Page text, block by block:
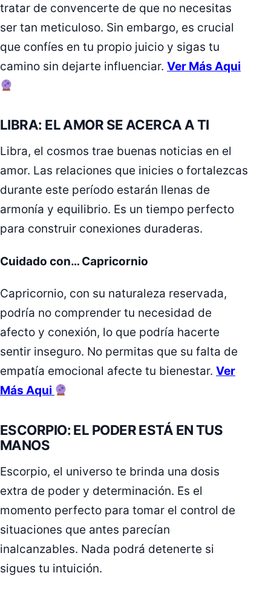
tratar de convencerte de que no necesitas
ser tan meticuloso. Sin embargo, es crucial
que confíes en tu propio juicio y sigas tu
camino sin dejarte influenciar. Ver Más Aqui
LIBRA: EL AMOR SE ACERCA A TI
Libra, el cosmos trae buenas noticias en el
amor. Las relaciones que inicies o fortalezcas
durante este período estarán llenas de
armonía y equilibrio. Es un tiempo perfecto
para construir conexiones duraderas.
Cuidado con… Capricornio
Capricornio, con su naturaleza reservada,
podría no comprender tu necesidad de
afecto y conexión, lo que podría hacerte
sentir inseguro. No permitas que su falta de
empatía emocional afecte tu bienestar. Ver
Más Aqui
ESCORPIO: EL PODER ESTÁ EN TUS
MANOS
Escorpio, el universo te brinda una dosis
extra de poder y determinación. Es el
momento perfecto para tomar el control de
situaciones que antes parecían
inalcanzables. Nada podrá detenerte si
sigues tu intuición.